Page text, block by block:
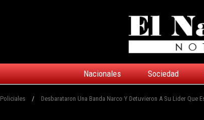
Nacionales Sociedad
Policiales / Desbarataron Una Banda Narco Y Detuvieron A Su Lider Que